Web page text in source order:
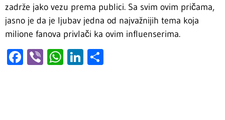
zadrže jako vezu prema publici. Sa svim ovim pričama,
jasno je da je ljubav jedna od najvažnijih tema koja
milione fanova privlači ka ovim influenserima.
Facebook
ViberWhatsApp
LinkedIn